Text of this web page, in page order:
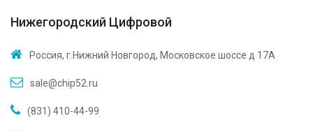
Нижегородский Цифровой
Россия, г.Нижний Новгород, Московское шоссе д 17А
sale@chip52.ru
(831) 410-44-99